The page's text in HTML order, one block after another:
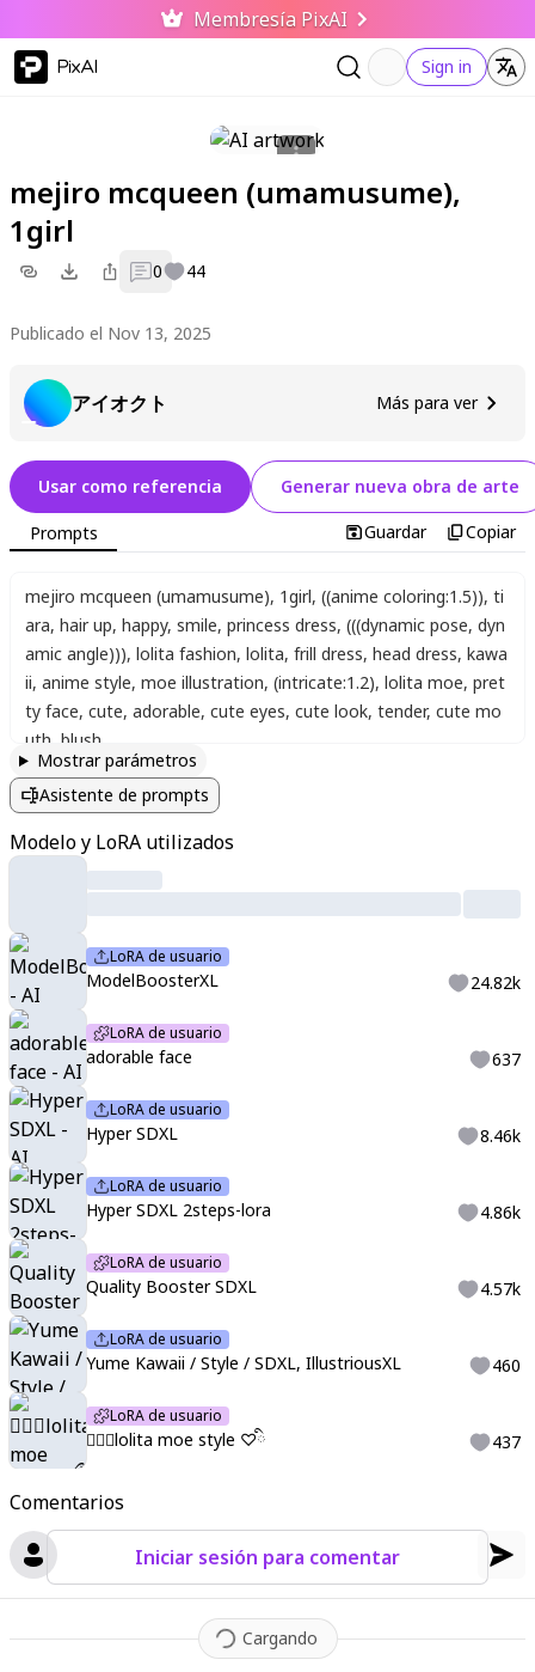
Membresía PixAI
PixAI Sign in
mejiro mcqueen (umamusume),
1girl
0 44
Publicado el Nov 13, 2025
アイオクト Más para ver
Comentarios
Iniciar sesión para comentar
Cargando
Usar como referencia Generar nueva obra de arte
Prompts Guardar Copiar
mejiro mcqueen (umamusume), 1girl, ((anime coloring:1.5)), ti
ara, hair up, happy, smile, princess dress, (((dynamic pose, dyn
amic angle))), lolita fashion, lolita, frill dress, head dress, kawa
ii, anime style, moe illustration, (intricate:1.2), lolita moe, pret
ty face, cute, adorable, cute eyes, cute look, tender, cute mo
uth blush
Mostrar parámetros
Asistente de prompts
Modelo y LoRA utilizados
LoRA de usuario
ModelBoosterXL 24.82k
LoRA de usuario
adorable face 637
LoRA de usuario
Hyper SDXL 8.46k
LoRA de usuario
Hyper SDXL 2steps-lora 4.86k
LoRA de usuario
Quality Booster SDXL 4.57k
LoRA de usuario
Yume Kawaii / Style / SDXL, IllustriousXL 460
LoRA de usuario
♡ིྀlolita moe style ♡ིྀ 437